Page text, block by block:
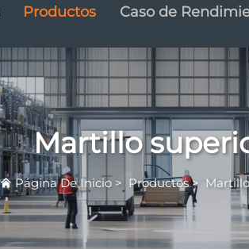
Productos Caso de
Martillo
Página De Inicio > Productos>